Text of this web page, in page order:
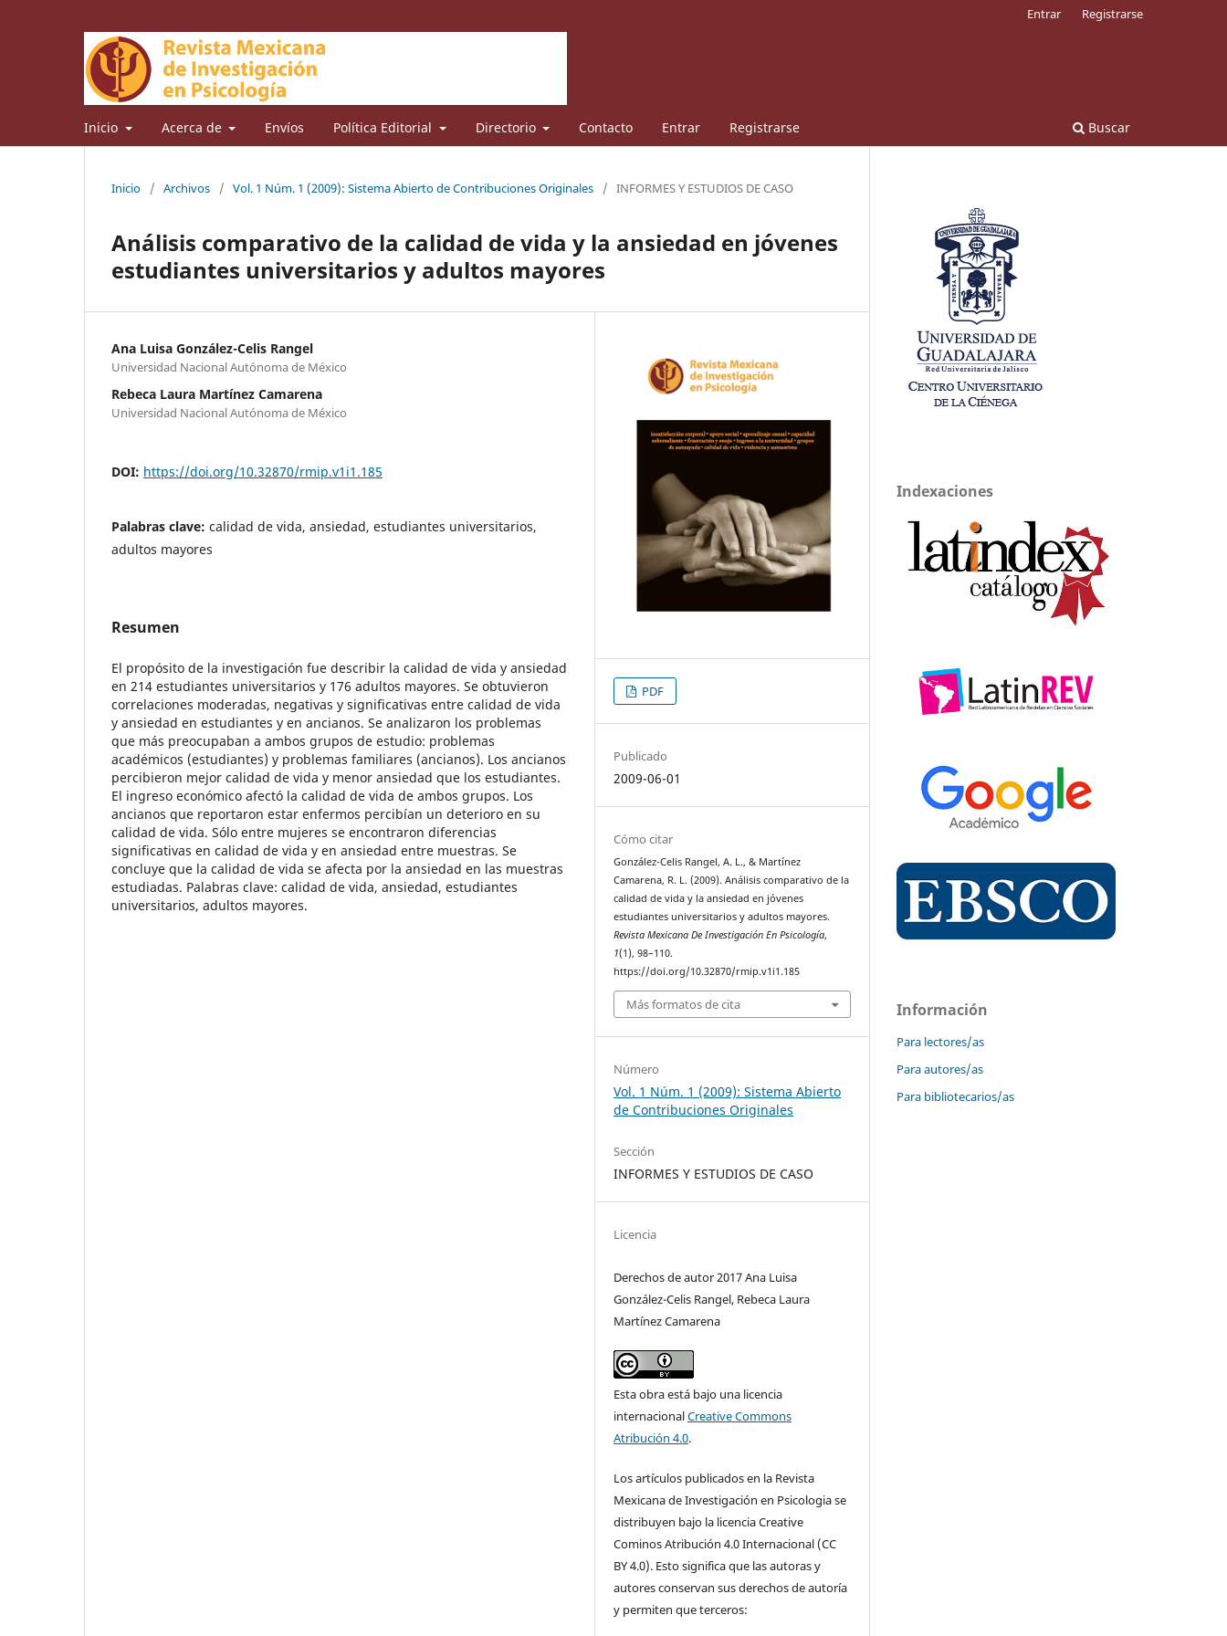
Inicio Acerca de Envíos Política Editorial Directorio Contacto Entrar Registrarse Buscar
Entrar Registrarse
Inicio / Archivos / Vol. 1 Núm. 1 (2009): Sistema Abierto de Contribuciones Originales / INFORMES Y ESTUDIOS DE CASO
Análisis comparativo de la calidad de vida y la ansiedad en jóvenes
estudiantes universitarios y adultos mayores
Ana Luisa González-Celis Rangel
Universidad Nacional Autónoma de México
Rebeca Laura Martínez Camarena
Universidad Nacional Autónoma de México
DOI: https://doi.org/10.32870/rmip.v1i1.185
Palabras clave: calidad de vida, ansiedad, estudiantes universitarios,
adultos mayores
Resumen
El propósito de la investigación fue describir la calidad de vida y ansiedad
en 214 estudiantes universitarios y 176 adultos mayores. Se obtuvieron
correlaciones moderadas, negativas y significativas entre calidad de vida
y ansiedad en estudiantes y en ancianos. Se analizaron los problemas
que más preocupaban a ambos grupos de estudio: problemas
académicos (estudiantes) y problemas familiares (ancianos). Los ancianos
percibieron mejor calidad de vida y menor ansiedad que los estudiantes.
El ingreso económico afectó la calidad de vida de ambos grupos. Los
ancianos que reportaron estar enfermos percibían un deterioro en su
calidad de vida. Sólo entre mujeres se encontraron diferencias
significativas en calidad de vida y en ansiedad entre muestras. Se
concluye que la calidad de vida se afecta por la ansiedad en las muestras
estudiadas. Palabras clave: calidad de vida, ansiedad, estudiantes
universitarios, adultos mayores.
PDF
Publicado
2009-06-01
Cómo citar
González-Celis Rangel, A. L., & Martínez
Camarena, R. L. (2009). Análisis comparativo de la
calidad de vida y la ansiedad en jóvenes
estudiantes universitarios y adultos mayores.
Revista Mexicana De Investigación En Psicología,
1(1), 98–110.
https://doi.org/10.32870/rmip.v1i1.185
Más formatos de cita
Número
Vol. 1 Núm. 1 (2009): Sistema Abierto
de Contribuciones Originales
Sección
INFORMES Y ESTUDIOS DE CASO
Licencia
Derechos de autor 2017 Ana Luisa
González-Celis Rangel, Rebeca Laura
Martínez Camarena
Esta obra está bajo una licencia
internacionalCreative Commons
Atribución 4.0.
Los artículos publicados en la Revista
Mexicana de Investigación en Psicologia se
distribuyen bajo la licencia Creative
Cominos Atribución 4.0 Internacional (CC
BY 4.0). Esto significa que las autoras y
autores conservan sus derechos de autoría
y permiten que terceros:
Indexaciones
Información
Para lectores/as
Para autores/as
Para bibliotecarios/as